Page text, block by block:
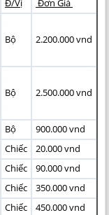
Đ/Vị Đơn Giá
Bộ 2.200.000 vnd
Bộ 2.500.000 vnd
Bộ
900.000 vnd
Chiếc
20.000 vnd
Chiếc
90.000 vnd
Chiếc
350.000 vnd
Chiếc
450.000 vnd